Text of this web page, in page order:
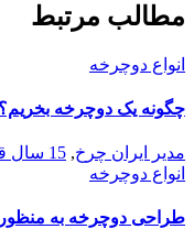
مطالب مرتبط
انواع دوچرخه
چگونه یک دوچرخه بخریم؟
مدیر ایران چرخ, 15 سال قبل
انواع دوچرخه
طراحی دوچرخه به